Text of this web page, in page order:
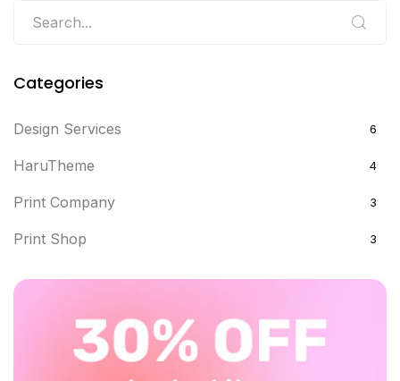
Categories
Design Services 6
HaruTheme 4
Print Company 3
Print Shop 3